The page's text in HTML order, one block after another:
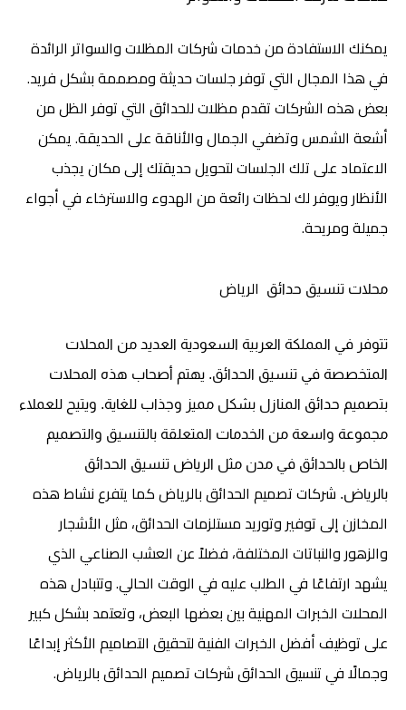
يمكنك الاستفادة من خدمات شركات المظلات والسواتر الرائدة
في هذا المجال التي توفر جلسات حديثة ومصممة بشكل فريد.
بعض هذه الشركات تقدم مظلات للحدائق التي توفر الظل من
أشعة الشمس وتضفي الجمال والأناقة على الحديقة. يمكن
الاعتماد على تلك الجلسات لتحويل حديقتك إلى مكان يجذب
الأنظار ويوفر لك لحظات رائعة من الهدوء والاسترخاء في أجواء
جميلة ومريحة.
محلات تنسيق حدائق الرياض
تتوفر في المملكة العربية السعودية العديد من المحلات
المتخصصة في تنسيق الحدائق. يهتم أصحاب هذه المحلات
بتصميم حدائق المنازل بشكل مميز وجذاب للغاية. ويتيح للعملاء
مجموعة واسعة من الخدمات المتعلقة بالتنسيق والتصميم
الخاص بالحدائق في مدن مثل الرياض تنسيق الحدائق
بالرياض. شركات تصميم الحدائق بالرياض كما يتفرع نشاط هذه
المخازن إلى توفير وتوريد مستلزمات الحدائق، مثل الأشجار
والزهور والنباتات المختلفة، فضلاً عن العشب الصناعي الذي
يشهد ارتفاعًا في الطلب عليه في الوقت الحالي. وتتبادل هذه
المحلات الخبرات المهنية بين بعضها البعض، وتعتمد بشكل كبير
على توظيف أفضل الخبرات الفنية لتحقيق التصاميم الأكثر إبداعًا
وجمالًا في تنسيق الحدائق شركات تصميم الحدائق بالرياض.